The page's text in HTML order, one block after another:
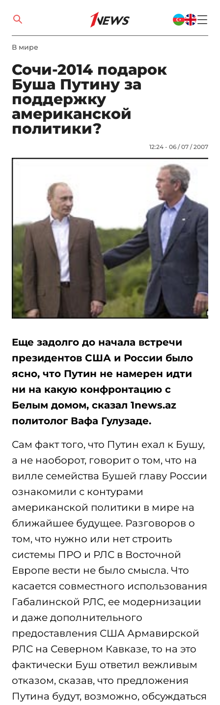
В мире
Сочи-2014 подарок
Буша Путину за
поддержку
американской
политики?
12:24 - 06 / 07 / 2007
Еще задолго до начала встречи
президентов США и России было
ясно, что Путин не намерен идти
ни на какую конфронтацию с
Белым домом, сказал 1news.az
политолог Вафа Гулузаде.
Сам факт того, что Путин ехал к Бушу,
а не наоборот, говорит о том, что на
вилле семейства Бушей главу России
ознакомили с контурами
американской политики в мире на
ближайшее будущее. Разговоров о
том, что нужно или нет строить
системы ПРО и РЛС в Восточной
Европе вести не было смысла. Что
касается совместного использования
Габалинской РЛС, ее модернизации
и даже дополнительного
предоставления США Армавирской
РЛС на Северном Кавказе, то на это
фактически Буш ответил вежливым
отказом, сказав, что предложения
Путина будут, возможно, обсуждаться